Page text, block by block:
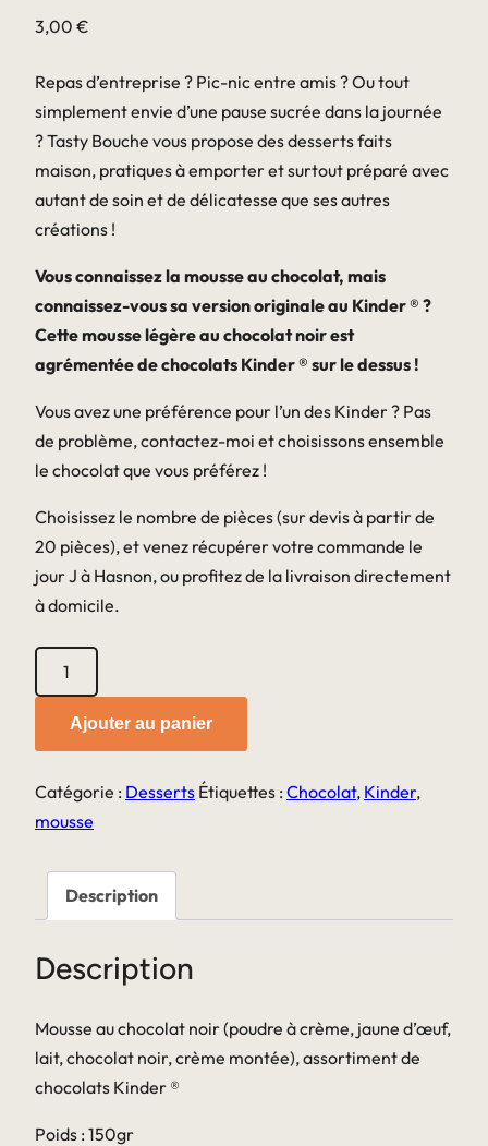
3,00 €
Repas d’entreprise ? Pic-nic entre amis ? Ou tout
simplement envie d’une pause sucrée dans la journée
? Tasty Bouche vous propose des desserts faits
maison, pratiques à emporter et surtout préparé avec
autant de soin et de délicatesse que ses autres
créations !
Vous connaissez la mousse au chocolat, mais
connaissez-vous sa version originale au Kinder ® ?
Cette mousse légère au chocolat noir est
agrémentée de chocolats Kinder ® sur le dessus !
Vous avez une préférence pour l’un des Kinder ? Pas
de problème, contactez-moi et choisissons ensemble
le chocolat que vous préférez !
Choisissez le nombre de pièces (sur devis à partir de
20 pièces), et venez récupérer votre commande le
jour J à Hasnon, ou profitez de la livraison directement
à domicile.
de
Mousse
au
Kinder
®
Ajouter au panier
Catégorie : Desserts Étiquettes : Chocolat, Kinder,
mousse
Description
Description
Mousse au chocolat noir (poudre à crème, jaune d’œuf,
lait, chocolat noir, crème montée), assortiment de
chocolats Kinder ®
Poids : 150gr